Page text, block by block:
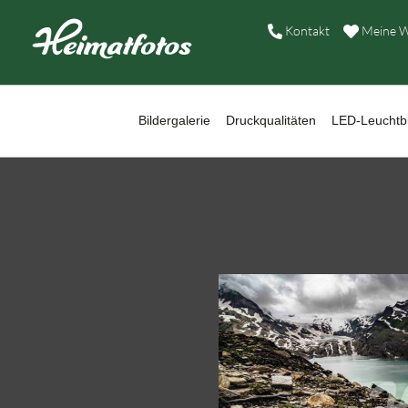
Kontakt Meine
Bildergalerie Druckqualitäten LED-